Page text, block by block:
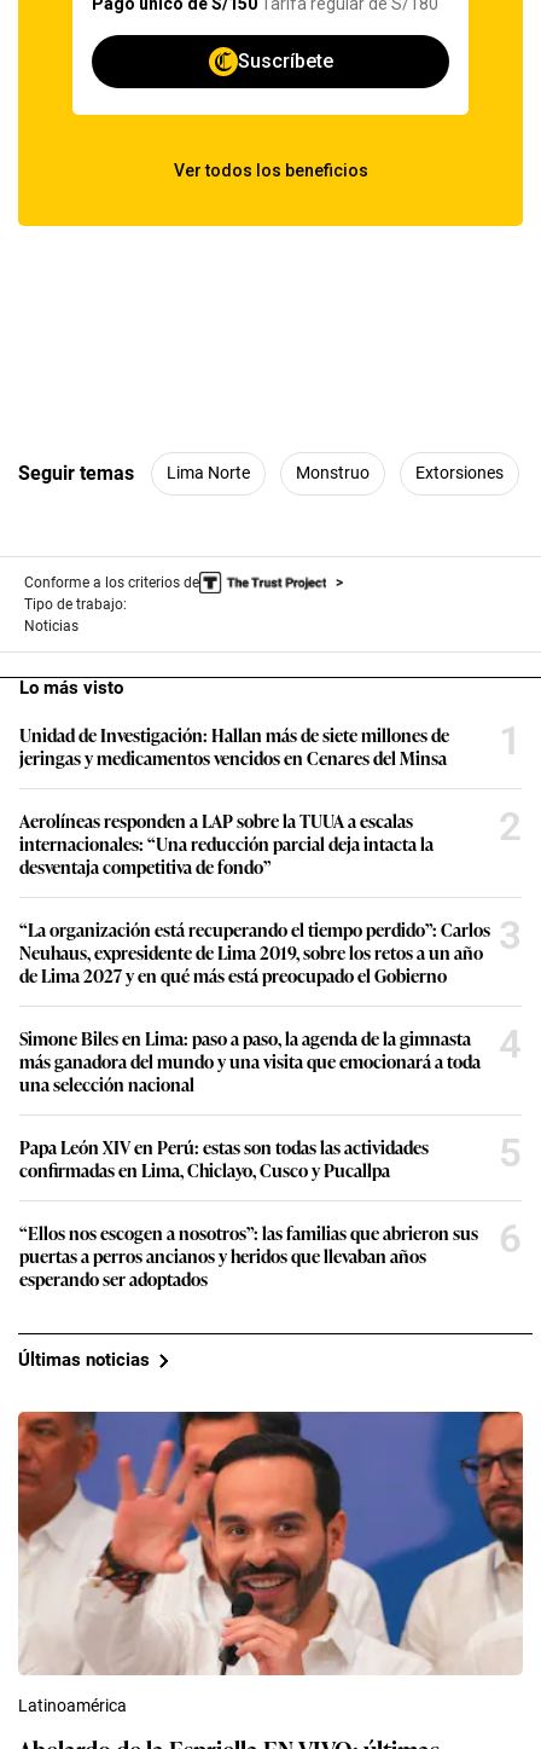
Seguir temas Lima Norte Monstruo Extorsiones
Conforme a los criterios de
Tipo de trabajo:
Noticias
Lo más visto
Unidad de Investigación: Hallan más de siete millones de
jeringas y medicamentos vencidos en Cenares del Minsa
1
Aerolíneas responden a LAP sobre la TUUA a escalas
internacionales: “Una reducción parcial deja intacta la
desventaja competitiva de fondo”
2
“La organización está recuperando el tiempo perdido”: Carlos
Neuhaus, expresidente de Lima 2019, sobre los retos a un año
de Lima 2027 y en qué más está preocupado el Gobierno
3
Simone Biles en Lima: paso a paso, la agenda de la gimnasta
más ganadora del mundo y una visita que emocionará a toda
una selección nacional
4
Papa León XIV en Perú: estas son todas las actividades
confirmadas en Lima, Chiclayo, Cusco y Pucallpa
5
“Ellos nos escogen a nosotros”: las familias que abrieron sus
puertas a perros ancianos y heridos que llevaban años
esperando ser adoptados
6
Últimas noticias
Latinoamérica